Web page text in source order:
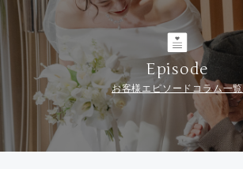
Episode
お客様エピソードコラム一覧